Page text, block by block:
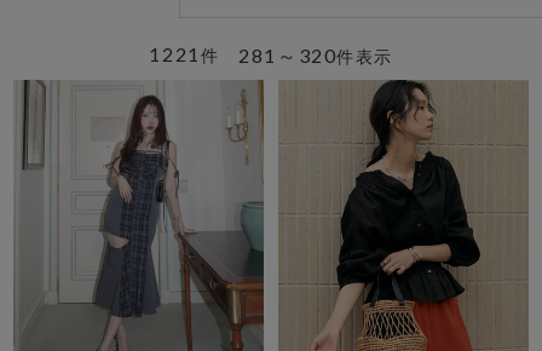
281～320件表示
1221 件